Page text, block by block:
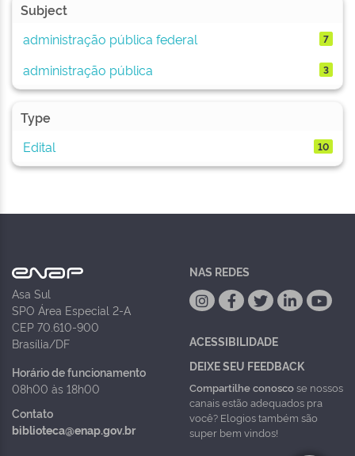
Subject
administração pública federal
7
administração pública 3
Type
Edital
10
Asa Sul
SPO Área Especial 2-A
CEP 70.610-900
Brasília/DF
Horário de funcionamento
08h00 às 18h00
Contato
biblioteca@enap.gov.br
NAS REDES
ACESSIBILIDADE
DEIXE SEU FEEDBACK
Compartilhe conoscose nossos
canais estão adequados pra
você? Elogios também são
super bem vindos!